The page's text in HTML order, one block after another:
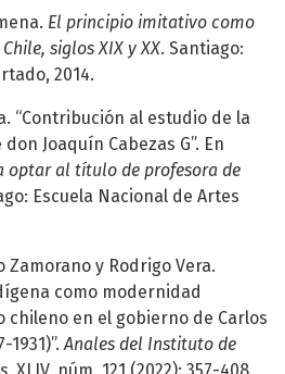
El principio imitativo como
siglos XIX y XX. Santiago:
2014.
“Contribución al estudio de la
Joaquín Cabezas G”. En
optar al título de profesora de
Escuela Nacional de Artes
Zamorano y Rodrigo Vera.
como modernidad
chileno en el gobierno de Carlos
1931)”.Anales del Instituto de